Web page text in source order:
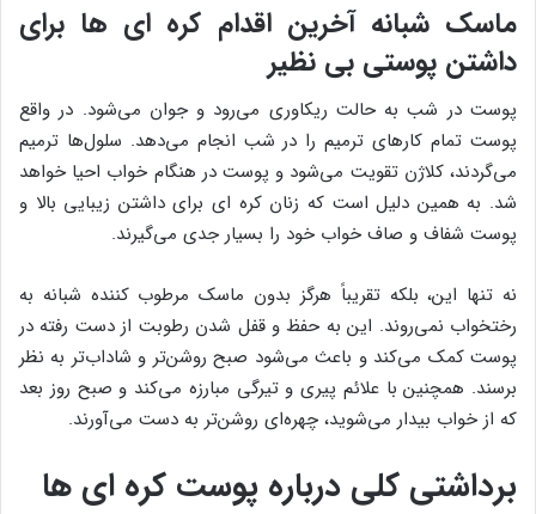
ماسک شبانه آخرین اقدام کره ای ها برای
داشتن پوستی بی نظیر
پوست در شب به حالت ریکاوری می‌رود و جوان می‌شود. در واقع
پوست تمام کارهای ‌ترمیم را در شب انجام می‌دهد. سلول‌ها ترمیم
می‌گردند، کلاژن تقویت می‌شود و پوست در هنگام خواب احیا خواهد
شد. به همین دلیل است که زنان کره ای برای داشتن زیبایی بالا و
پوست شفاف و صاف خواب خود را بسیار جدی می‌گیرند.
نه تنها این، بلکه تقریباً هرگز بدون ماسک مرطوب کننده شبانه به
رختخواب نمی‌روند. این به حفظ و قفل شدن رطوبت از دست رفته در
پوست کمک می‌کند و باعث می‌شود صبح روشن‌تر و شاداب‌تر به نظر
برسند. همچنین با علائم پیری و تیرگی مبارزه می‌کند و صبح روز بعد
که از خواب بیدار می‌شوید، چهره‌ای روشن‌تر به دست می‌آورند.
برداشتی کلی درباره پوست کره ای ها